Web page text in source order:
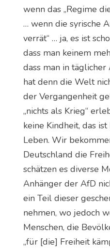
wenn das „Regime
… wenn die syrische
verrät“ … ja, es ist
dass man keinem
dass man in
hat denn die Welt
der Vergangenheit
„nichts als Krieg“
keine Kindheit, das
Leben. Wir
Deutschland die
schätzen es diverse
Anhänger der AfD
ein Teil dieser
nehmen, wo jedoch
Menschen, die
„für [die] Freiheit